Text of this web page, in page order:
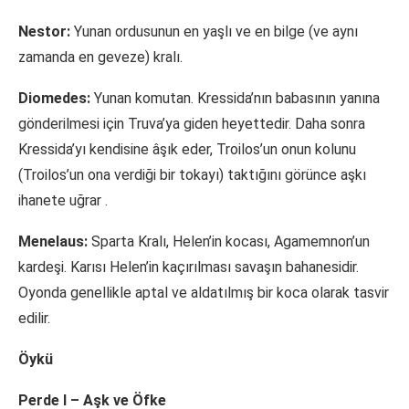
Nestor: Yunan ordusunun en yaşlı ve en bilge (ve aynı
zamanda en geveze) kralı.
Diomedes: Yunan komutan. Kressida’nın babasının yanına
gönderilmesi için Truva’ya giden heyettedir. Daha sonra
Kressida’yı kendisine âşık eder, Troilos’un onun kolunu
(Troilos’un ona verdiği bir tokayı) taktığını görünce aşkı
ihanete uğrar .
Menelaus: Sparta Kralı, Helen’in kocası, Agamemnon’un
kardeşi. Karısı Helen’in kaçırılması savaşın bahanesidir.
Oyonda genellikle aptal ve aldatılmış bir koca olarak tasvir
edilir.
Öykü
Perde I – Aşk ve Öfke